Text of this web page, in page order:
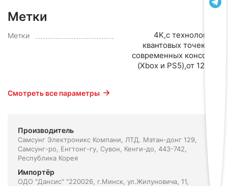
Метки
Метки
4K,с технологией
квантовых точек,для
современных консолей
(Xbox и PS5),от 120 Гц
Смотреть все параметры
Производитель
Самсунг Электроникс Компани, ЛТД. Мэтан-донг 129,
Самсунг-ро, Енгтонг-гу, Сувон, Кенги-до, 443-742,
Республика Корея
Импортёр
ОДО "Дансис" "220026, г.Минск, ул.Жилуновича, 11,